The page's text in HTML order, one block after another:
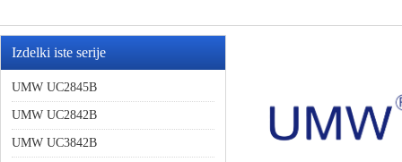
Izdelki iste serije
UMW UC2845B
UMW UC2842B
UMW UC3842B